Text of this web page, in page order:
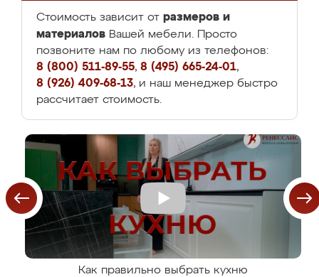
Стоимость зависит от размеров и
материалов Вашей мебели. Просто
позвоните нам по любому из телефонов:
8 (800) 511-89-55, 8 (495) 665-24-01,
8 (926) 409-68-13, и наш менеджер быстро
рассчитает стоимость.
Как правильно выбрать кухню